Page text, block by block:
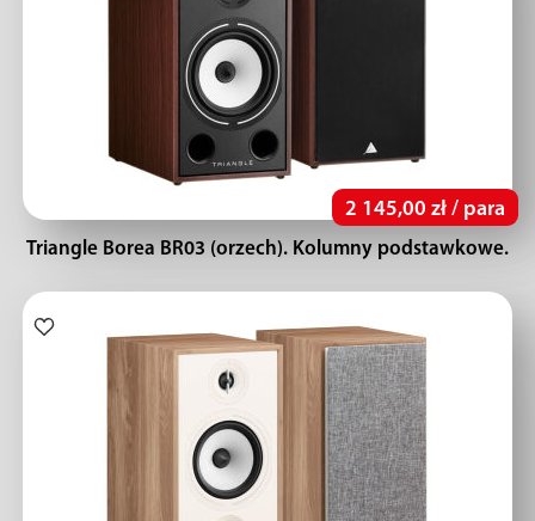
2 145,00 zł / para
Triangle Borea BR03 (orzech). Kolumny podstawkowe.